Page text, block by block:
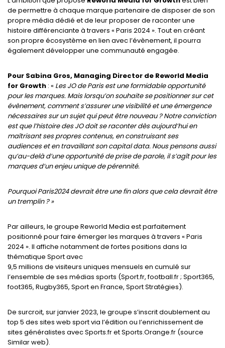
de permettre à chaque marque partenaire de disposer de son
propre média dédié et de leur proposer de raconter une
histoire différenciante à travers « Paris 2024 ». Tout en créant
son propre écosystème en lien avec l’évènement, il pourra
également développer une communauté engagée.
Pour Sabina Gros, Managing Director de Reworld Media
for Growth : « Les JO de Paris est une formidable opportunité
pour les marques. Mais lorsqu’on souhaite se positionner sur cet
évènement, comment s’assurer une visibilité et une émergence
nécessaires sur un sujet qui peut être nouveau ? Notre conviction
est que l’histoire des JO doit se raconter dès aujourd’hui en
maîtrisant ses propres contenus, en construisant ses
audiences et en travaillant son capital data. Nous pensons aussi
qu’au-delà d’une opportunité de prise de parole, il s’agît pour les
marques d’un enjeu unique de pérennité.
Pourquoi Paris2024 devrait être une fin alors que cela devrait être
un tremplin ? »
Par ailleurs, le groupe Reworld Media est parfaitement
positionné pour faire émerger les marques à travers « Paris
2024 ». Il affiche notamment de fortes positions dans la
thématique Sport avec
9,5 millions de visiteurs uniques mensuels en cumulé sur
l’ensemble de ses médias sports (Sport.fr, football.fr ; Sport365,
foot365, Rugby365, Sport en France, Sport Stratégies).
De surcroit, sur janvier 2023, le groupe s’inscrit doublement au
top 5 des sites web sport via l’édition ou l’enrichissement de
sites généralistes avec Sports.fr et Sports.Orange.fr (source
Similar web).